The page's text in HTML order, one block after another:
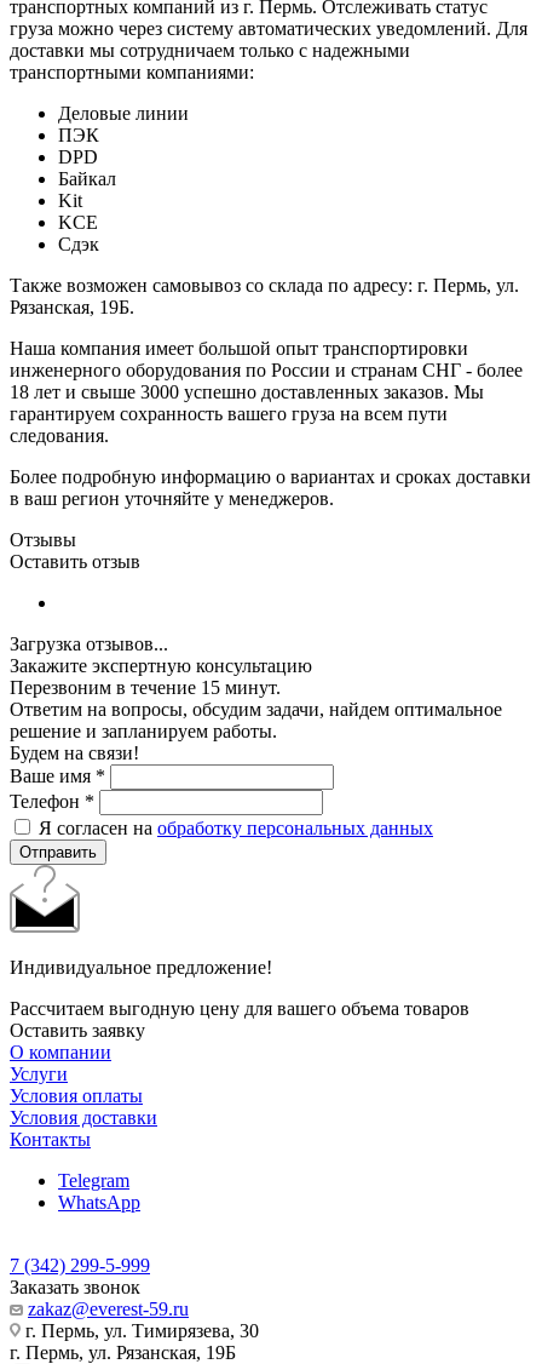
транспортных компаний из г. Пермь. Отслеживать статус
груза можно через систему автоматических уведомлений. Для
доставки мы сотрудничаем только с надежными
транспортными компаниями:
Деловые линии
ПЭК
DPD
Байкал
Kit
KCE
Сдэк
Также возможен самовывоз со склада по адресу: г. Пермь, ул.
Рязанская, 19Б.
Наша компания имеет большой опыт транспортировки
инженерного оборудования по России и странам СНГ - более
18 лет и свыше 3000 успешно доставленных заказов. Мы
гарантируем сохранность вашего груза на всем пути
следования.
Более подробную информацию о вариантах и сроках доставки
в ваш регион уточняйте у менеджеров.
Отзывы
Оставить отзыв
Загрузка отзывов...
Закажите экспертную консультацию
Перезвоним в течение 15 минут.
Ответим на вопросы, обсудим задачи, найдем оптимальное
решение и запланируем работы.
Будем на связи!
Ваше имя *
Телефон *
Я согласен на обработку персональных данных
Отправить
Индивидуальное предложение!
Рассчитаем выгодную цену для вашего объема товаров
Оставить заявку
О компании
Услуги
Условия оплаты
Условия доставки
Контакты
Telegram
WhatsApp
7 (342) 299-5-999
Заказать звонок
zakaz@everest-59.ru
г. Пермь, ул. Тимирязева, 30
г. Пермь, ул. Рязанская, 19Б